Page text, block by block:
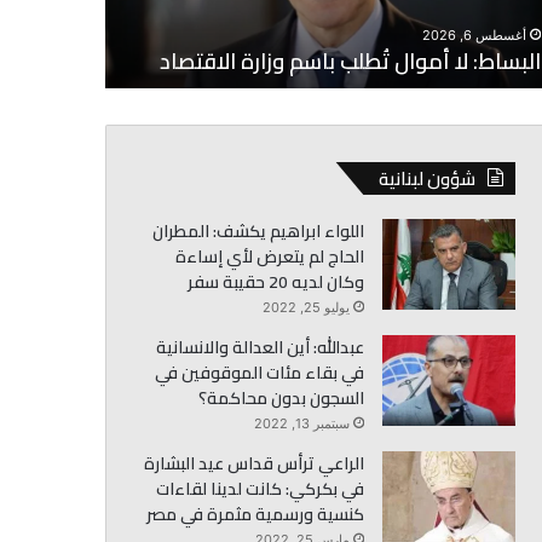
أغسطس 6, 2026
البساط: لا أموال تُطلب باسم وزارة الاقتصاد
شؤون لبنانية
اللواء ابراهيم يكشف: المطران
الحاج لم يتعرض لأي إساءة
وكان لديه 20 حقيبة سفر
يوليو 25, 2022
عبدالله: أين العدالة والانسانية
في بقاء مئات الموقوفين في
السجون بدون محاكمة؟
سبتمبر 13, 2022
الراعي ترأس قداس عيد البشارة
في بكركي: كانت لدينا لقاءات
كنسية ورسمية مثمرة في مصر